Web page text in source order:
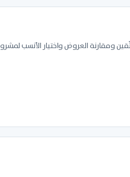
ومقارنة العروض واختيار الأنسب